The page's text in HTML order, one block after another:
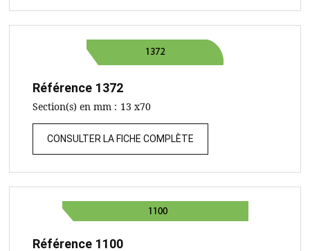
Référence 1372
Section(s) en mm : 13 x70
CONSULTER LA FICHE COMPLÈTE
Référence 1100